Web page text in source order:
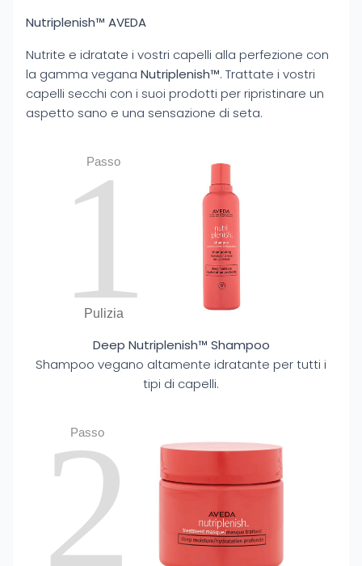
Nutriplenish™ AVEDA
Nutrite e idratate i vostri capelli alla perfezione con
la gamma vegana Nutriplenish™. Trattate i vostri
capelli secchi con i suoi prodotti per ripristinare un
aspetto sano e una sensazione di seta.
Passo
1
Pulizia
Deep Nutriplenish™ Shampoo
Shampoo vegano altamente idratante per tutti i
tipi di capelli.
Passo
2